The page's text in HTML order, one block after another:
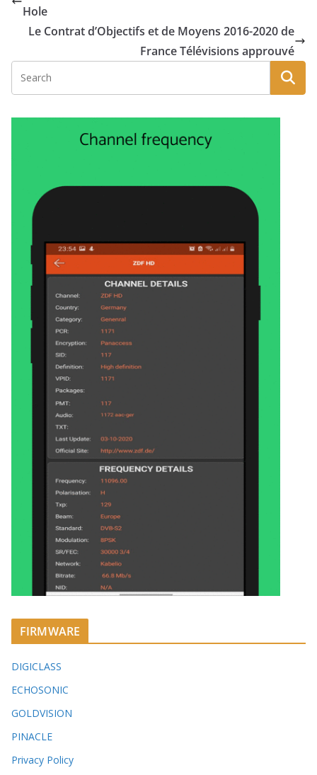
Hole
Le Contrat d’Objectifs et de Moyens 2016-2020 de
France Télévisions approuvé
FIRMWARE
DIGICLASS
ECHOSONIC
GOLDVISION
PINACLE
Privacy Policy